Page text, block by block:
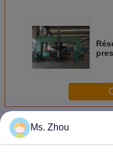
Plus
Tour de repoussage au
ordinateur
Ms. Zhou